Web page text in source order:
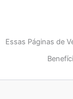
Essas Páginas de